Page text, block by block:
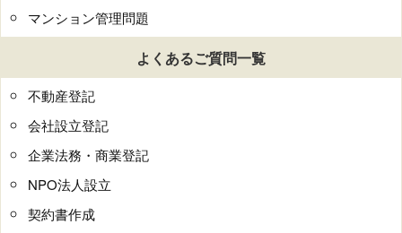
マンション管理問題
よくあるご質問一覧
不動産登記
会社設立登記
企業法務・商業登記
NPO法人設立
契約書作成